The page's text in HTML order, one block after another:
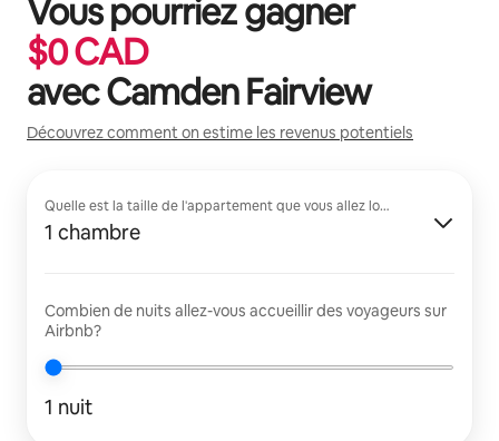
Vous pourriez gagner
$0CAD
avecCamden Fairview
Découvrez comment on estime les revenus potentiels
Quelle est la taille de l'appartement que vous allez louer?
1 chambre
Combien de nuits allez-vous accueillir des voyageurs sur
Airbnb?
1 nuit